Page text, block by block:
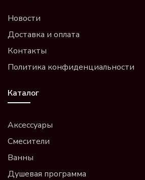
Новости
Доставка и оплата
Контакты
Политика конфиденциальности
Каталог
Аксессуары
Смесители
Ванны
Душевая программа